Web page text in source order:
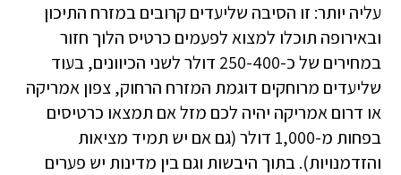
עליה יותר: זו הסיבה שליעדים קרובים במזרח התיכון
ובאירופה תוכלו למצוא לפעמים כרטיס הלוך חזור
במחירים של כ-250-400 דולר לשני הכיוונים, בעוד
שליעדים מרוחקים דוגמת המזרח הרחוק, צפון אמריקה
או דרום אמריקה יהיה לכם מזל אם תמצאו כרטיסים
בפחות מ-1,000 דולר (גם אם יש תמיד מציאות
והזדמנויות). בתוך היבשות וגם בין מדינות יש פערים